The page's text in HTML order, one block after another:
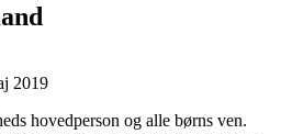
2019
hovedperson og alle børns ven.